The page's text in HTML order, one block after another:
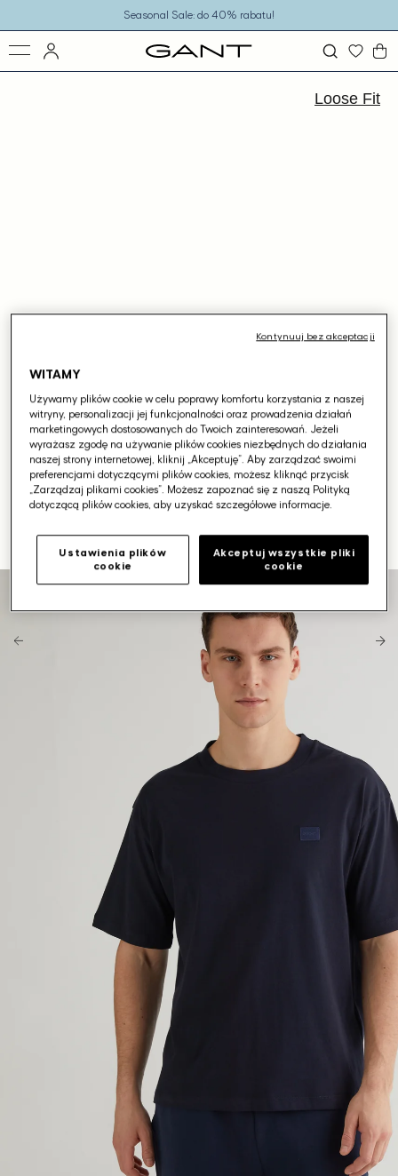
Seasonal Sale: do 40% rabatu!
Loose Fit
Otwórz
media
1
galerii
WITAMY
Używamy plików cookie w celu poprawy komfortu korzystania z naszej
witryny, personalizacji jej funkcjonalności oraz prowadzenia działań
marketingowych dostosowanych do Twoich zainteresowań. Jeżeli
wyrażasz zgodę na używanie plików cookies niezbędnych do działania
naszej strony internetowej, kliknij „Akceptuję”. Aby zarządzać swoimi
preferencjami dotyczącymi plików cookies, możesz kliknąć przycisk
„Zarządzaj plikami cookies”. Możesz zapoznać się z naszą Polityką
dotyczącą plików cookies, aby uzyskać szczegółowe informacje.
Ustawienia plików
cookie
Akceptuj wszystkie pliki
cookie
Kontynuuj bez akceptacji